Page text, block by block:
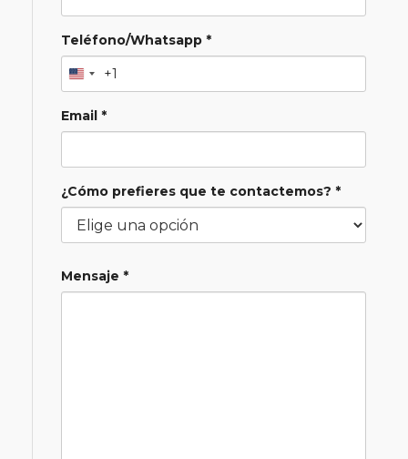
Teléfono/Whatsapp *
+1
Email *
¿Cómo prefieres que te contactemos? *
Mensaje *